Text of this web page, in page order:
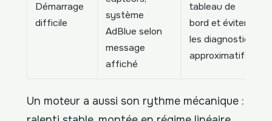
Démarrage
difficile
système
AdBlue selon
message
affiché
tableau de
bord et éviter
les diagnostics
approximatifs
Un moteur a aussi son rythme mécanique :